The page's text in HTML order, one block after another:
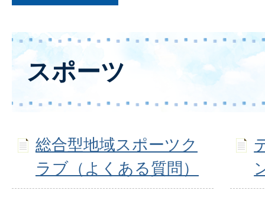
スポーツ
総合型地域スポーツク
ラブ（よくある質問）